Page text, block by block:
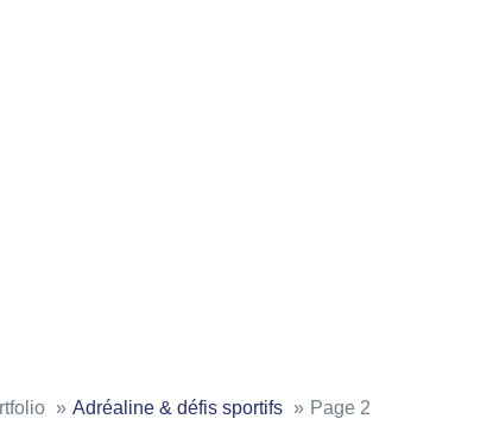
Adréaline & défis sportifs Page 2